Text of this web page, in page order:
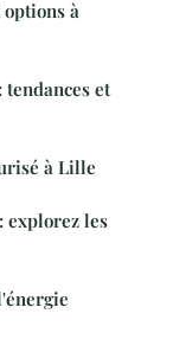
à
et
à Lille
explorez les